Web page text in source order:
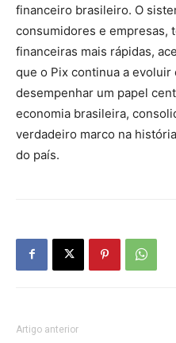
financeiro brasileiro. O
consumidores e empresas,
financeiras mais rápidas,
que o Pix continua a
desempenhar um papel
economia brasileira,
verdadeiro marco na
do país.
Artigo anterior